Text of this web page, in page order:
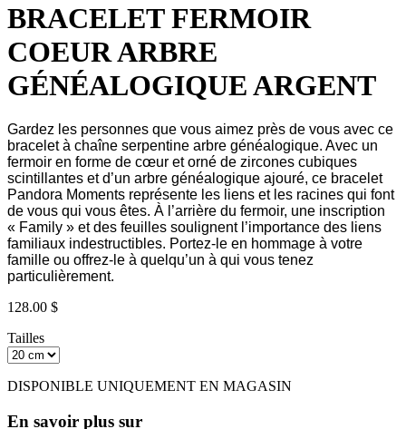
BRACELET FERMOIR
COEUR ARBRE
GÉNÉALOGIQUE ARGENT
Gardez les personnes que vous aimez près de vous avec ce
bracelet à chaîne serpentine arbre généalogique. Avec un
fermoir en forme de cœur et orné de zircones cubiques
scintillantes et d’un arbre généalogique ajouré, ce bracelet
Pandora Moments représente les liens et les racines qui font
de vous qui vous êtes. À l’arrière du fermoir, une inscription
« Family » et des feuilles soulignent l’importance des liens
familiaux indestructibles. Portez-le en hommage à votre
famille ou offrez-le à quelqu’un à qui vous tenez
particulièrement.
128.00 $
Tailles
DISPONIBLE UNIQUEMENT EN MAGASIN
En savoir plus sur